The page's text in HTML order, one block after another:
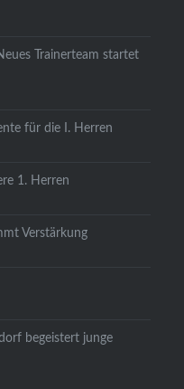
Trainerteam startet
für die I. Herren
1. Herren
Verstärkung
begeistert junge